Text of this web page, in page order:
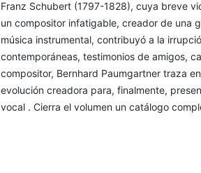
Franz Schubert (1797-1828), cuya breve
un compositor infatigable, creador de una
música instrumental, contribuyó a la
contemporáneas, testimonios de amigos,
compositor, Bernhard Paumgartner traza
evolución creadora para, finalmente,
vocal . Cierra el volumen un catálogo